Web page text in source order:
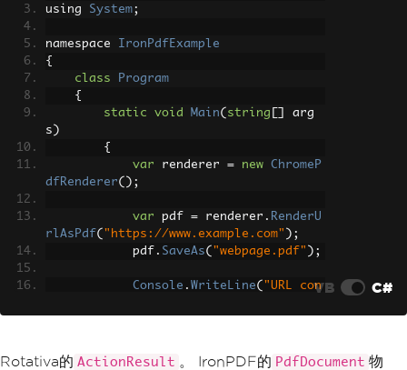
}
using System;
namespace IronPdfExample
{
class
Program
{
static
void Main( string
arg
s )
{
var renderer = new
ChromeP
dfRenderer();
var pdf = renderer . RenderU
rlAsPdf( "https://www.example.com" );
            pdf
. SaveAs( "webpage.pdf" );
Console . WriteLine( "URL conVB C#
Rotativa的 ActionResult 。 IronPDF的 PdfDocument 物